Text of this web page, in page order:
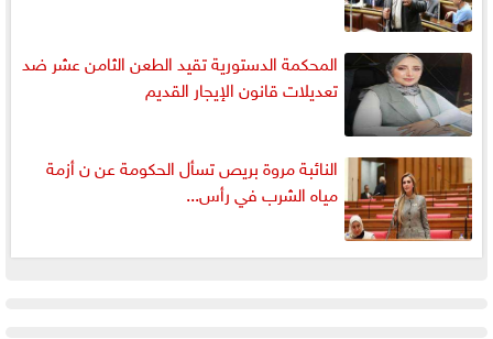
المحكمة الدستورية تقيد الطعن الثامن عشر ضد
تعديلات قانون الإيجار القديم
النائبة مروة بريص تسأل الحكومة عن ن أزمة
مياه الشرب في رأس...